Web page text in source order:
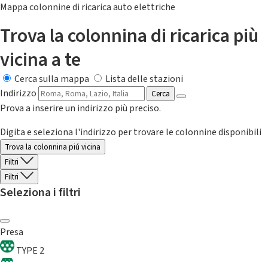
Mappa colonnine di ricarica auto elettriche
Trova la colonnina di ricarica più
vicina a te
Cerca sulla mappa
Lista delle stazioni
Indirizzo
Cerca
Prova a inserire un indirizzo più preciso.
Digita e seleziona l'indirizzo per trovare le colonnine disponibili
Trova la colonnina piú vicina
Filtri
Filtri
Seleziona i filtri
Presa
TYPE 2